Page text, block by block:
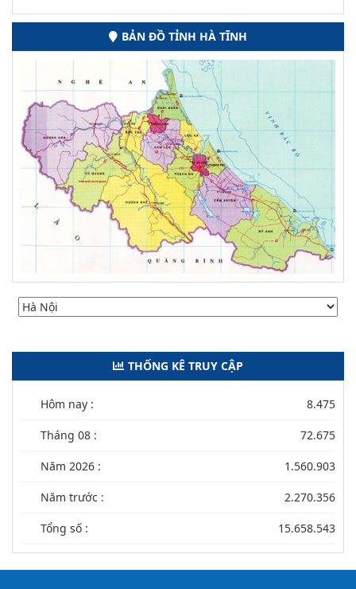
BẢN ĐỒ TỈNH HÀ TĨNH
THỐNG KÊ TRUY CẬP
Hôm nay : 8.475
Tháng 08 : 72.675
Năm 2026 : 1.560.903
Năm trước : 2.270.356
Tổng số : 15.658.543